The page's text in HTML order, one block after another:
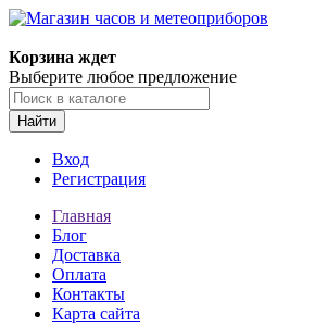
Корзина ждет
Выберите любое предложение
Найти
Вход
Регистрация
Главная
Блог
Доставка
Оплата
Контакты
Карта сайта